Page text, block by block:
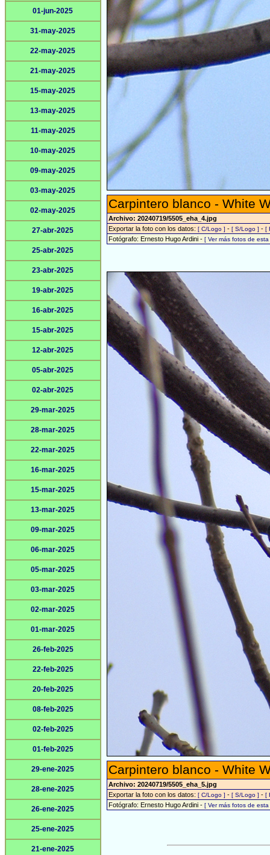
01-jun-2025
31-may-2025
22-may-2025
21-may-2025
15-may-2025
13-may-2025
11-may-2025
10-may-2025
09-may-2025
03-may-2025
02-may-2025
27-abr-2025
25-abr-2025
23-abr-2025
19-abr-2025
16-abr-2025
15-abr-2025
12-abr-2025
05-abr-2025
02-abr-2025
29-mar-2025
28-mar-2025
22-mar-2025
16-mar-2025
15-mar-2025
13-mar-2025
09-mar-2025
06-mar-2025
05-mar-2025
03-mar-2025
02-mar-2025
01-mar-2025
26-feb-2025
22-feb-2025
20-feb-2025
08-feb-2025
02-feb-2025
01-feb-2025
29-ene-2025
28-ene-2025
26-ene-2025
25-ene-2025
21-ene-2025
Carpintero blanco - White
Archivo: 20240719/5505_eha_4.jpg
Exportar la foto con los datos: [ C/Logo ] - [ S/Logo ] - [
Fotógrafo: Ernesto Hugo Ardini - [ Ver más fotos de
Carpintero blanco - White
Archivo: 20240719/5505_eha_5.jpg
Exportar la foto con los datos: [ C/Logo ] - [ S/Logo ] - [
Fotógrafo: Ernesto Hugo Ardini - [ Ver más fotos de